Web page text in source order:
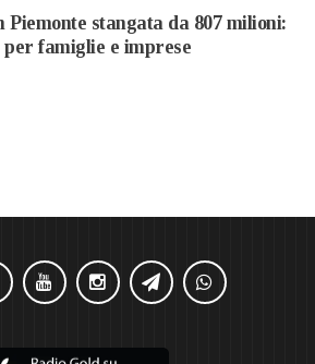
stangata da 807 milioni:
per famiglie e imprese